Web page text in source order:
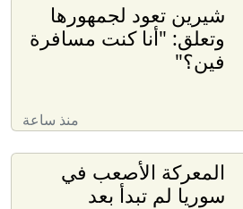
شيرين تعود لجمهورها
وتعلق: "أنا كنت مسافرة
فين؟"
منذ ساعة
المعركة الأصعب في
سوريا لم تبدأ بعد